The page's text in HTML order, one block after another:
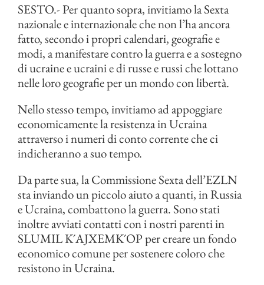
SESTO.- Per quanto sopra, invitiamo la Sexta
nazionale e internazionale che non l’ha ancora
fatto, secondo i propri calendari, geografie e
modi, a manifestare contro la guerra e a sostegno
di ucraine e ucraini e di russe e russi che lottano
nelle loro geografie per un mondo con libertà.
Nello stesso tempo, invitiamo ad appoggiare
economicamente la resistenza in Ucraina
attraverso i numeri di conto corrente che ci
indicheranno a suo tempo.
Da parte sua, la Commissione Sexta dell’EZLN
sta inviando un piccolo aiuto a quanti, in Russia
e Ucraina, combattono la guerra. Sono stati
inoltre avviati contatti con i nostri parenti in
SLUMIL K´AJXEMK´OP per creare un fondo
economico comune per sostenere coloro che
resistono in Ucraina.